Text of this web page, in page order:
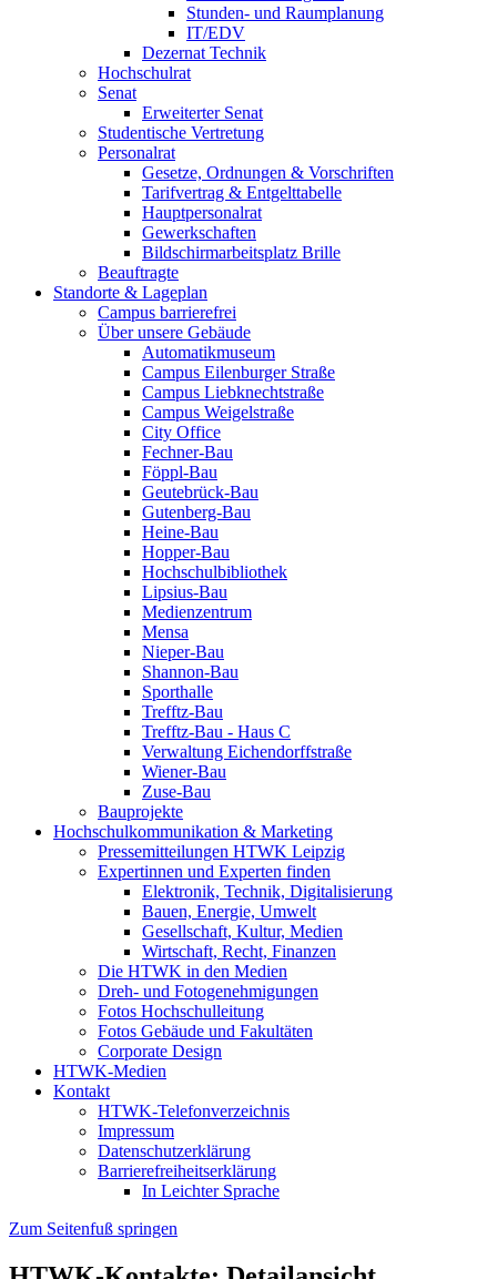
Stunden- und Raumplanung
IT/EDV
Dezernat Technik
Hochschulrat
Senat
Erweiterter Senat
Studentische Vertretung
Personalrat
Gesetze, Ordnungen & Vorschriften
Tarifvertrag & Entgelttabelle
Hauptpersonalrat
Gewerkschaften
Bildschirmarbeitsplatz Brille
Beauftragte
Standorte & Lageplan
Campus barrierefrei
Über unsere Gebäude
Automatikmuseum
Campus Eilenburger Straße
Campus Liebknechtstraße
Campus Weigelstraße
City Office
Fechner-Bau
Föppl-Bau
Geutebrück-Bau
Gutenberg-Bau
Heine-Bau
Hopper-Bau
Hochschulbibliothek
Lipsius-Bau
Medienzentrum
Mensa
Nieper-Bau
Shannon-Bau
Sporthalle
Trefftz-Bau
Trefftz-Bau - Haus C
Verwaltung Eichendorffstraße
Wiener-Bau
Zuse-Bau
Bauprojekte
Hochschulkommunikation & Marketing
Pressemitteilungen HTWK Leipzig
Expertinnen und Experten finden
Elektronik, Technik, Digitalisierung
Bauen, Energie, Umwelt
Gesellschaft, Kultur, Medien
Wirtschaft, Recht, Finanzen
Die HTWK in den Medien
Dreh- und Fotogenehmigungen
Fotos Hochschulleitung
Fotos Gebäude und Fakultäten
Corporate Design
HTWK-Medien
Kontakt
HTWK-Telefonverzeichnis
Impressum
Datenschutzerklärung
Barrierefreiheitserklärung
In Leichter Sprache
Zum Seitenfuß springen